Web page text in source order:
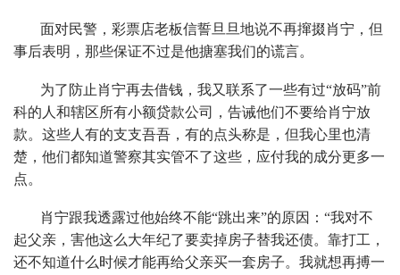
面对民警，彩票店老板信誓旦旦地说不再撺掇肖宁，但
事后表明，那些保证不过是他搪塞我们的谎言。
为了防止肖宁再去借钱，我又联系了一些有过“放码”前
科的人和辖区所有小额贷款公司，告诫他们不要给肖宁放
款。这些人有的支支吾吾，有的点头称是，但我心里也清
楚，他们都知道警察其实管不了这些，应付我的成分更多一
点。
肖宁跟我透露过他始终不能“跳出来”的原因：“我对不
起父亲，害他这么大年纪了要卖掉房子替我还债。靠打工，
还不知道什么时候才能再给父亲买一套房子。我就想再搏一